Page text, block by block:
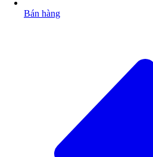
Bán hàng